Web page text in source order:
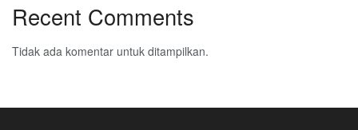
Recent Comments
Tidak ada komentar untuk ditampilkan.